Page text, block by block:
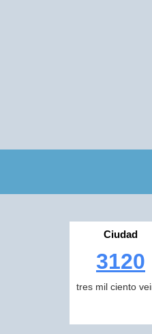
Ciudad
3120
tres mil ciento